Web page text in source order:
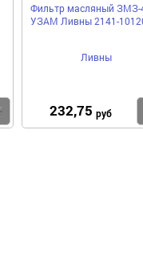
Купить
Фильтр масляный ЗМЗ-
УЗАМ Ливны 2141-
Ливны
232,75 руб